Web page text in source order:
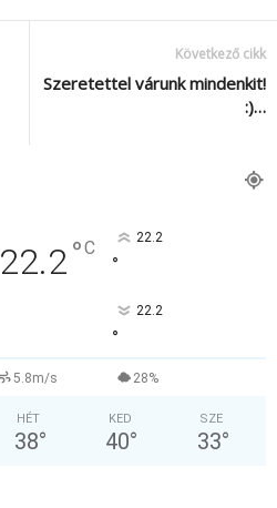
Következő cikk
Szeretettel várunk mindenkit!
:)…
22.2°C 22.2
°
22.2
°
5.8m/s 28%
HÉT
38°
KED
40°
SZE
33°